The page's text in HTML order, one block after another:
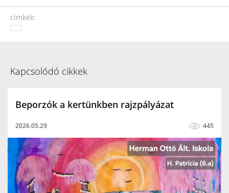
címkék:
Kapcsolódó cikkek
Beporzók a kertünkben rajzpályázat
2026.05.29 445